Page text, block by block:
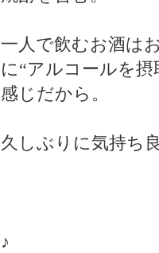
一人で飲むお酒は
に“アルコールを
感じだから。
久しぶりに気持ち
♪